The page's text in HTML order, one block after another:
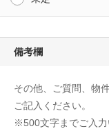
備考欄
その他、ご質問、物
ご記入ください。
※500文字までご入力